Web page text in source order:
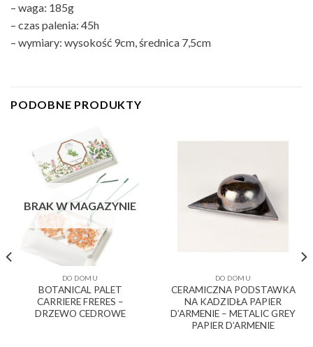
– waga: 185g
– czas palenia: 45h
– wymiary: wysokość 9cm, średnica 7,5cm
PODOBNE PRODUKTY
BRAK W MAGAZYNIE
DO DOMU
BOTANICAL PALET
CARRIERE FRERES –
DRZEWO CEDROWE
DO DOMU
CERAMICZNA PODSTAWKA
NA KADZIDŁA PAPIER
D’ARMENIE – METALIC GREY
PAPIER D’ARMENIE